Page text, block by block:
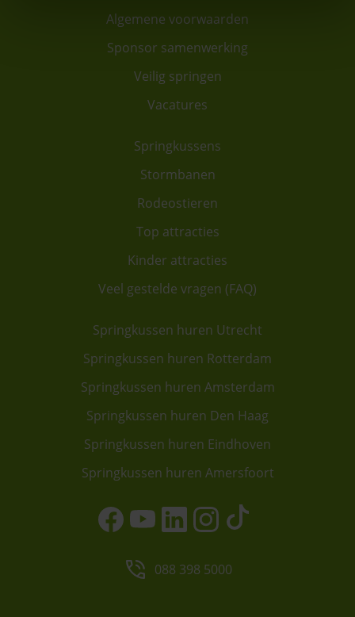
Algemene voorwaarden
Sponsor samenwerking
Veilig springen
Vacatures
Springkussens
Stormbanen
Rodeostieren
Top attracties
Kinder attracties
Veel gestelde vragen (FAQ)
Springkussen huren Utrecht
Springkussen huren Rotterdam
Springkussen huren Amsterdam
Springkussen huren Den Haag
Springkussen huren Eindhoven
Springkussen huren Amersfoort
088 398 5000